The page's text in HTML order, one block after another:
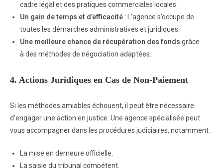
cadre légal et des pratiques commerciales locales.
Un gain de temps et d’efficacité : L’agence s’occupe de
toutes les démarches administratives et juridiques.
Une meilleure chance de récupération des fonds grâce
à des méthodes de négociation adaptées.
4. Actions Juridiques en Cas de Non-Paiement
Si les méthodes amiables échouent, il peut être nécessaire
d’engager une action en justice. Une agence spécialisée peut
vous accompagner dans les procédures judiciaires, notamment :
La mise en demeure officielle.
La saisie du tribunal compétent.